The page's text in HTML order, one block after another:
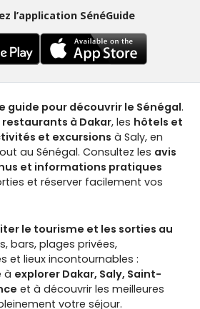
l’application SénéGuide
guide pour découvrir le Sénégal.
restaurants à Dakar, les hôtels et
et excursions à Saly, en
au Sénégal. Consultez les avis
et informations pratiques
et réserver facilement vos
le tourisme et les sorties au
bars, plages privées,
et lieux incontournables :
à explorer Dakar, Saly, Saint-
et à découvrir les meilleures
votre séjour.